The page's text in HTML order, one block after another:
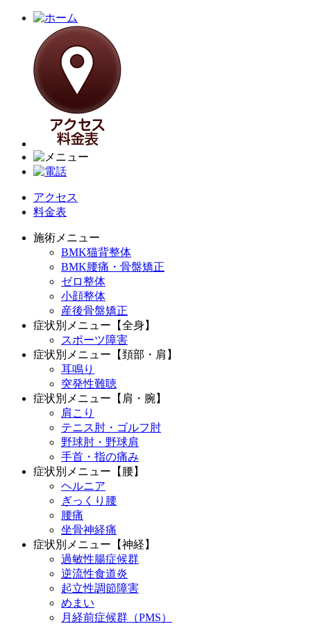
アクセス
料金表
施術メニュー
BMK猫背整体
BMK腰痛・骨盤矯正
ゼロ整体
小顔整体
産後骨盤矯正
症状別メニュー【全身】
スポーツ障害
症状別メニュー【頚部・肩】
耳鳴り
突発性難聴
症状別メニュー【肩・腕】
肩こり
テニス肘・ゴルフ肘
野球肘・野球肩
手首・指の痛み
症状別メニュー【腰】
ヘルニア
ぎっくり腰
腰痛
坐骨神経痛
症状別メニュー【神経】
過敏性腸症候群
逆流性食道炎
起立性調節障害
めまい
月経前症候群（PMS）